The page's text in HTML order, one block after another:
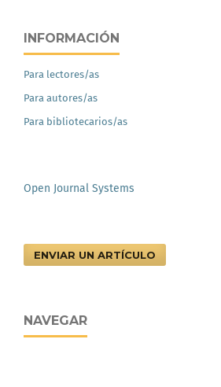
INFORMACIÓN
Para lectores/as
Para autores/as
Para bibliotecarios/as
Open Journal Systems
ENVIAR UN ARTÍCULO
NAVEGAR